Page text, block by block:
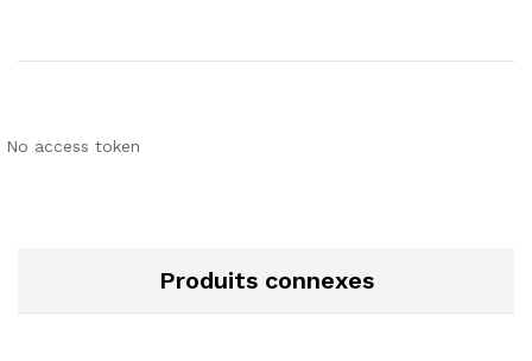
No access token
Produits connexes